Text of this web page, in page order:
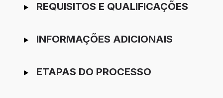
REQUISITOS E QUALIFICAÇÕES
INFORMAÇÕES ADICIONAIS
ETAPAS DO PROCESSO